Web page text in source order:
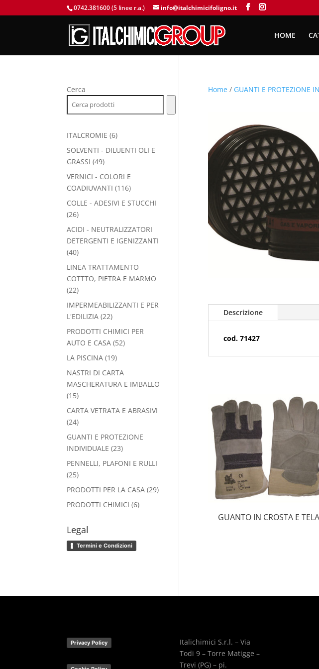
0742.381600 (5 linee r.a.) info@italchimicifoligno.it
HOME
Home/ GUANTI E PROTEZIONE
Descrizione
cod. 71427
GUANTO IN CROSTA E TELA
Cerca
ITALCROMIE 66
prodotti
SOLVENTI - DILUENTI OLI E
GRASSI 4949
prodotti
VERNICI - COLORI E
COADIUVANTI 116116
prodotti
COLLE - ADESIVI E STUCCHI
2626
prodotti
ACIDI - NEUTRALIZZATORI
DETERGENTI E IGENIZZANTI
4040
prodotti
LINEA TRATTAMENTO
COTTTO, PIETRA E MARMO
2222
prodotti
IMPERMEABILIZZANTI E PER
L'EDILIZIA 2222
prodotti
PRODOTTI CHIMICI PER
AUTO E CASA 5252
LA PISCINA 1919
prodotti
NASTRI DI CARTA
MASCHERATURA E IMBALLO
1515
prodotti
CARTA VETRATA E ABRASIVI
2424
prodotti
GUANTI E PROTEZIONE
INDIVIDUALE 2323
prodotti
PENNELLI, PLAFONI E RULLI
2525
prodotti
PRODOTTI PER LA CASA 2929
PRODOTTI CHIMICI 66
Legal
Termini e Condizioni
Privacy Policy
Italichimici S.r.l. – Via
Todi 9 – Torre Matigge –
Trevi (PG) – pi.